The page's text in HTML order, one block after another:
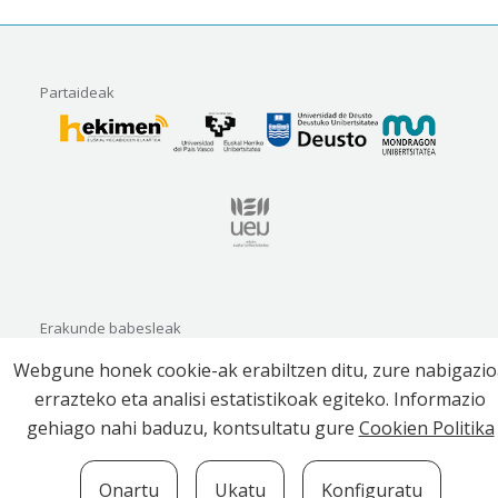
Partaideak
Erakunde babesleak
Webgune honek cookie-ak erabiltzen ditu, zure
errazteko eta analisi estatistikoak egiteko. Informazio
gehiago nahi baduzu, kontsultatu gure Cookien Politika
Onartu Ukatu Konfiguratu